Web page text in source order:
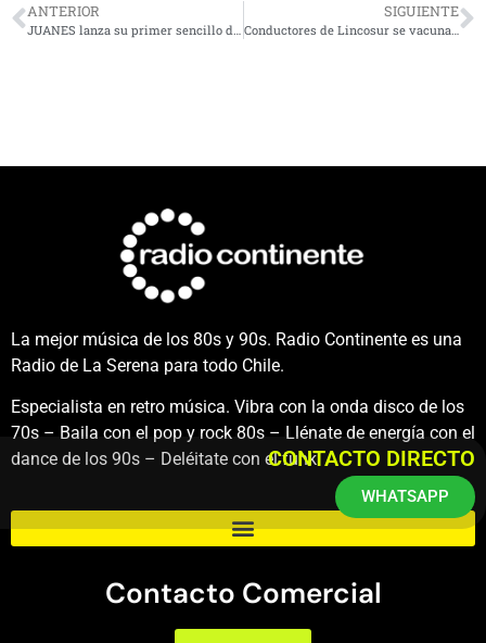
ANTERIOR SIGUIENTE
Conductores de Lincosur se vacunan de forma preventiva contra influenza y Covid
La mejor música de los 80s y 90s. Radio Continente es una
Radio de La Serena para todo Chile.
Especialista en retro música. Vibra con la onda disco de los
70s – Baila con el pop y rock 80s – Llénate de energía con el
dance de los 90s – Deléitate con el funk.
Contacto Comercial
CONTACTO DIRECTO
WHATSAPP